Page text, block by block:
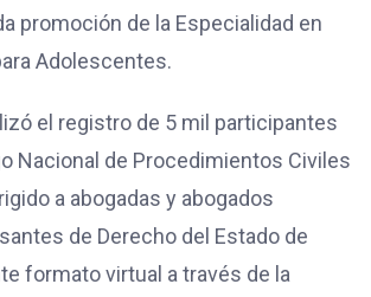
promoción de la Especialidad en
Adolescentes.
el registro de 5 mil participantes
Nacional de Procedimientos Civiles
a abogadas y abogados
de Derecho del Estado de
formato virtual a través de la